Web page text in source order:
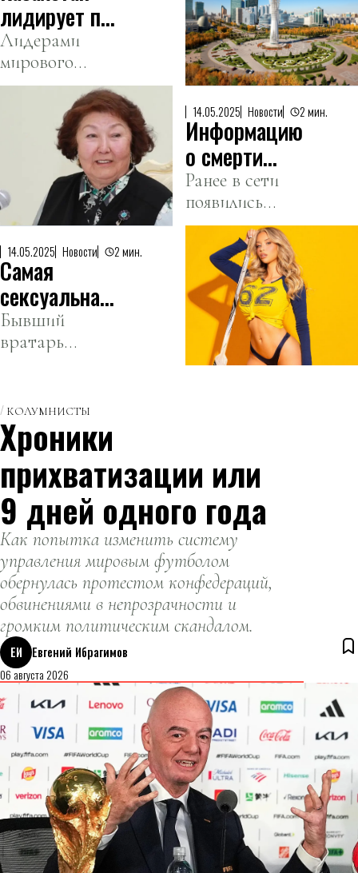
Continental GTC
на выставке Top
Marques Monaco
2025.
лидирует по
качеству
жизни в
Центральной
Лидерами
мирового
рейтинга стали
Швейцария,
Норвегия и
Исландия.
14.05.2025 Новости 2 мин.
Информацию
о смерти
Сары
Назарбаевой
опровергли
Ранее в сети
появились
слухи о ее
смерти, однако
они не
подтвердились.
14.05.2025 Новости 2 мин.
Самая
сексуальная
хоккеистка в
мире назвала
света»
Бывший
вратарь
команды
«Блюватер
Хоукс»
Микайла
Демайтер
вновь
привлекла
внимание после
публикации
откровенной
фотосессии.
КОЛУМНИСТЫ
Хроники
прихватизации или
9 дней одного года
Как попытка изменить систему
управления мировым футболом
обернулась протестом конфедераций,
обвинениями в непрозрачности и
громким политическим скандалом.
ЕИ
Евгений Ибрагимов
06 августа 2026